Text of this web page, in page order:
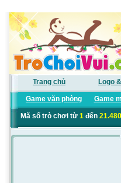
Trang chủ Logo
Game văn phòng Game
Mã số trò chơi từ 1đến 21.480